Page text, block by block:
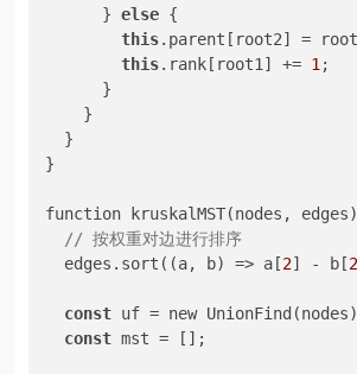
} else {
this.parent[root2] =
this.rank[root1] += 1 ;
}
}
}
}
function kruskalMST(nodes,
// 按权重对边进行排序
edges.sort((a, b) => a[2] - b[2
const uf = new
const mst = [];